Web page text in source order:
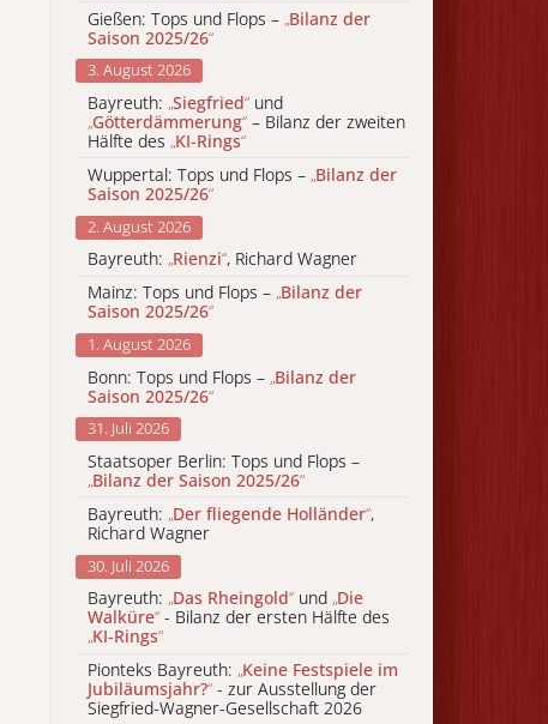
Gießen: Tops und Flops – „Bilanz der
Saison 2025/26“
3. August 2026
Bayreuth: „Siegfried“ und
„Götterdämmerung“ – Bilanz der zweiten
Hälfte des „KI-Rings“
Wuppertal: Tops und Flops – „Bilanz der
Saison 2025/26“
2. August 2026
Bayreuth: „Rienzi“, Richard Wagner
Mainz: Tops und Flops – „Bilanz der
Saison 2025/26“
1. August 2026
Bonn: Tops und Flops – „Bilanz der
Saison 2025/26“
31. Juli 2026
Staatsoper Berlin: Tops und Flops –
„Bilanz der Saison 2025/26“
Bayreuth: „Der fliegende Holländer“,
Richard Wagner
30. Juli 2026
Bayreuth: „Das Rheingold“ und „Die
Walküre“ - Bilanz der ersten Hälfte des
„KI-Rings“
Pionteks Bayreuth: „Keine Festspiele im
Jubiläumsjahr?“ - zur Ausstellung der
Siegfried-Wagner-Gesellschaft 2026